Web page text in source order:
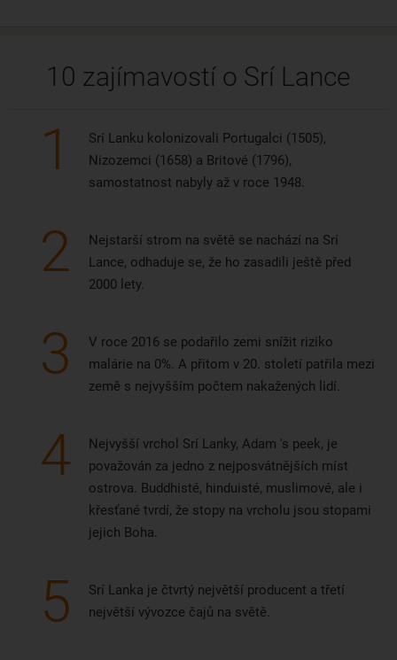
10 zajímavostí o Srí Lance
1
Srí Lanku kolonizovali Portugalci (1505),
Nizozemci (1658) a Britové (1796),
samostatnost nabyly až v roce 1948.
2
Nejstarší strom na světě se nachází na Srí
Lance, odhaduje se, že ho zasadili ještě před
2000 lety.
3
V roce 2016 se podařilo zemi snížit riziko
malárie na 0%. A přitom v 20. století patřila mezi
země s nejvyšším počtem nakažených lidí.
4
Nejvyšší vrchol Srí Lanky, Adam 's peek, je
považován za jedno z nejposvátnějších míst
ostrova. Buddhisté, hinduisté, muslimové, ale i
křesťané tvrdí, že stopy na vrcholu jsou stopami
jejich Boha.
5
Srí Lanka je čtvrtý největší producent a třetí
největší vývozce čajů na světě.